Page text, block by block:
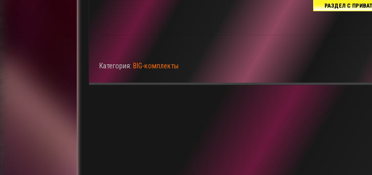
РАЗДЕЛ С
Категория: BIG-комплекты